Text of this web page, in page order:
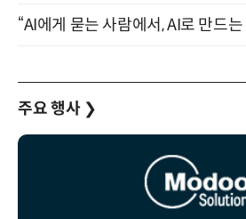
주요 행사 ❯